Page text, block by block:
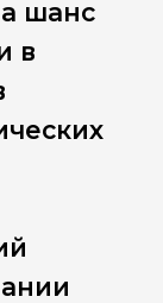
а шанс
в